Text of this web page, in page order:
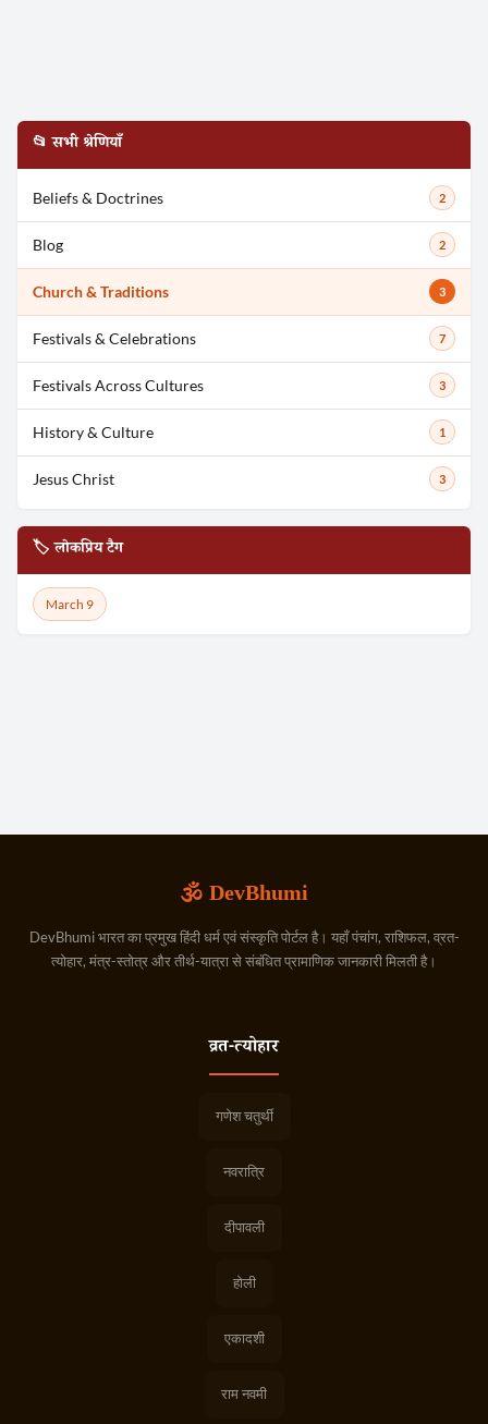
📂 सभी श्रेणियाँ
Beliefs & Doctrines 2
Blog 2
Church & Traditions 3
Festivals & Celebrations 7
Festivals Across Cultures 3
History & Culture 1
Jesus Christ 3
🏷️ लोकप्रिय टैग
March 9
🕉️ DevBhumi
DevBhumi भारत का प्रमुख हिंदी धर्म एवं संस्कृति पोर्टल है। यहाँ पंचांग, राशिफल, व्रत-
त्योहार, मंत्र-स्तोत्र और तीर्थ-यात्रा से संबंधित प्रामाणिक जानकारी मिलती है।
व्रत-त्योहार
गणेश चतुर्थी
नवरात्रि
दीपावली
होली
एकादशी
राम नवमी